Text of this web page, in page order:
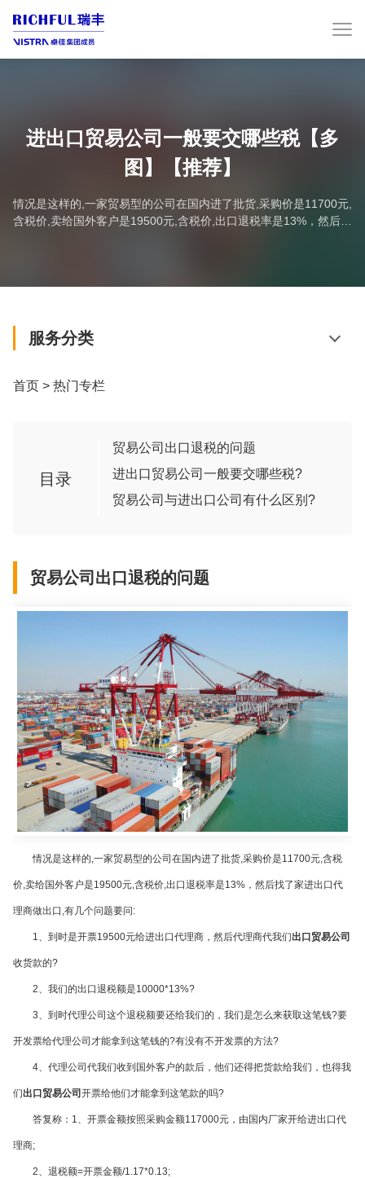
进出口贸易公司一般要交哪些税【多
图】【推荐】
情况是这样的,一家贸易型的公司在国内进了批货,采购价是11700元,
含税价,卖给国外客户是19500元,含税价,出口退税率是13%，然后找
我们的，我们是怎么来获取这笔钱?要开发票给代理公司才能拿到这
服务分类
首页 > 热门专栏
目录
贸易公司出口退税的问题
进出口贸易公司一般要交哪些税?
贸易公司与进出口公司有什么区别?
贸易公司出口退税的问题
情况是这样的,一家贸易型的公司在国内进了批货,采购价是11700元,含税
价,卖给国外客户是19500元,含税价,出口退税率是13% ，然后找了家进出口代
理商做出口 ,有几个问题要问 :
1、到时是开票19500元给进出口代理商，然后代理商代我们出口贸易公司
收货款的?
2、我们的出口退税额是10000*13%?
3、到时代理公司这个退税额要还给我们的，我们是怎么来获取这笔钱?要
开发票给代理公司才能拿到这笔钱的?有没有不开发票的方法?
4、代理公司代我们收到国外客户的款后，他们还得把货款给我们，也得我
们出口贸易公司 开票给他们才能拿到这笔款的吗?
答复称： 1、开票金额按照采购金额117000元，由国内厂家开给进出口代
理商;
2、退税额=开票金额/1.17*0.13;